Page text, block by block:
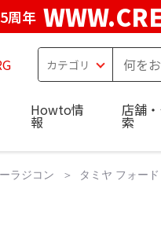
周年
Howto情
報
店舗
索
ラジコン タミヤ フォー